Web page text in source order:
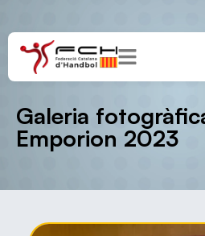
Galeria
Emporion 2023